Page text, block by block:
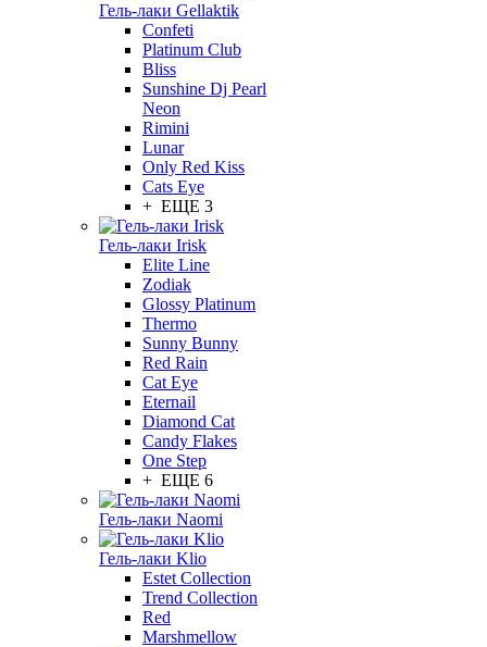
Гель-лаки Gellaktik
Confeti
Platinum Club
Bliss
Sunshine Dj Pearl
Neon
Rimini
Lunar
Only Red Kiss
Cats Eye
+ ЕЩЕ 3
Гель-лаки Irisk
Elite Line
Zodiak
Glossy Platinum
Thermo
Sunny Bunny
Red Rain
Cat Eye
Eternail
Diamond Cat
Candy Flakes
One Step
+ ЕЩЕ 6
Гель-лаки Naomi
Гель-лаки Klio
Estet Collection
Trend Collection
Red
Marshmellow